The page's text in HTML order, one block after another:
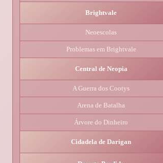
Brightvale
Neoescolas
Problemas em Brightvale
Central de Neopia
A Guerra dos Cootys
Arena de Batalha
Árvore do Dinheiro
Cidadela de Darigan